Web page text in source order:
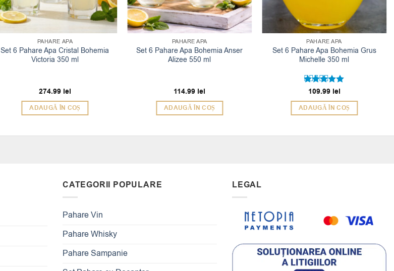
PAHARE APA
Set 6 Pahare Apa Cristal Bohemia
Victoria 350 ml
274.99 lei
ADAUGĂ ÎN COȘ
PAHARE APA
Set 6 Pahare Apa Bohemia Anser
Alizee 550 ml
114.99 lei
ADAUGĂ ÎN COȘ
PAHARE APA
Set 6 Pahare Apa Bohemia Grus
Michelle 350 ml
Evaluat la
5
109.99 lei
ADAUGĂ ÎN COȘ
CATEGORII POPULARE
Pahare Vin
Pahare Whisky
Pahare Sampanie
LEGAL